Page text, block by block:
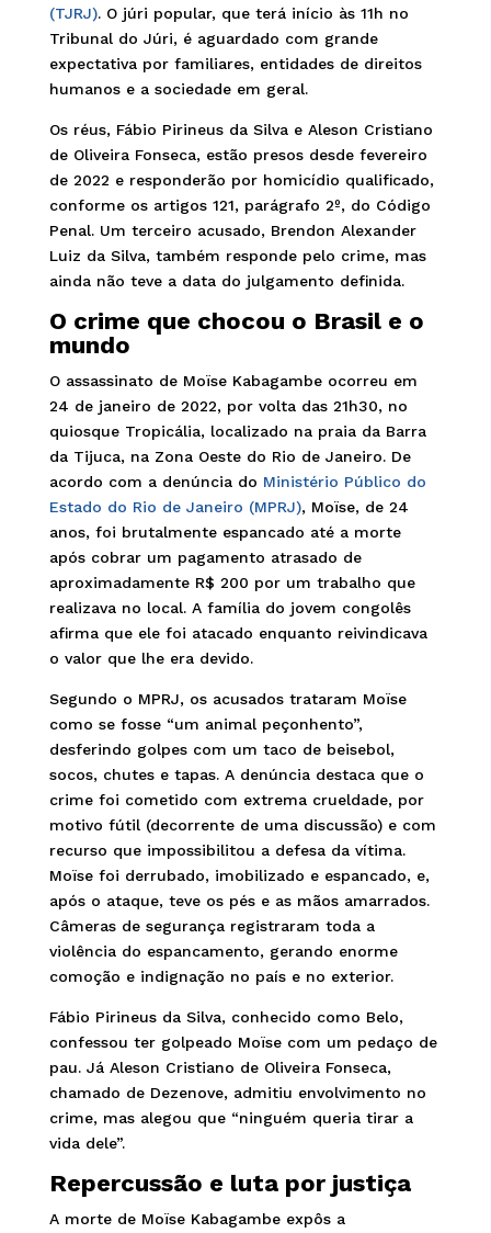
(TJRJ). O júri popular, que terá início às 11h no
Tribunal do Júri, é aguardado com grande
expectativa por familiares, entidades de direitos
humanos e a sociedade em geral.
Os réus, Fábio Pirineus da Silva e Aleson Cristiano
de Oliveira Fonseca, estão presos desde fevereiro
de 2022 e responderão por homicídio qualificado,
conforme os artigos 121, parágrafo 2º, do Código
Penal. Um terceiro acusado, Brendon Alexander
Luiz da Silva, também responde pelo crime, mas
ainda não teve a data do julgamento definida.
O crime que chocou o Brasil e o
mundo
O assassinato de Moïse Kabagambe ocorreu em
24 de janeiro de 2022, por volta das 21h30, no
quiosque Tropicália, localizado na praia da Barra
da Tijuca, na Zona Oeste do Rio de Janeiro. De
acordo com a denúncia do Ministério Público do
Estado do Rio de Janeiro (MPRJ), Moïse, de 24
anos, foi brutalmente espancado até a morte
após cobrar um pagamento atrasado de
aproximadamente R$ 200 por um trabalho que
realizava no local. A família do jovem congolês
afirma que ele foi atacado enquanto reivindicava
o valor que lhe era devido.
Segundo o MPRJ, os acusados trataram Moïse
como se fosse “um animal peçonhento”,
desferindo golpes com um taco de beisebol,
socos, chutes e tapas. A denúncia destaca que o
crime foi cometido com extrema crueldade, por
motivo fútil (decorrente de uma discussão) e com
recurso que impossibilitou a defesa da vítima.
Moïse foi derrubado, imobilizado e espancado, e,
após o ataque, teve os pés e as mãos amarrados.
Câmeras de segurança registraram toda a
violência do espancamento, gerando enorme
comoção e indignação no país e no exterior.
Fábio Pirineus da Silva, conhecido como Belo,
confessou ter golpeado Moïse com um pedaço de
pau. Já Aleson Cristiano de Oliveira Fonseca,
chamado de Dezenove, admitiu envolvimento no
crime, mas alegou que “ninguém queria tirar a
vida dele”.
Repercussão e luta por justiça
A morte de Moïse Kabagambe expôs a